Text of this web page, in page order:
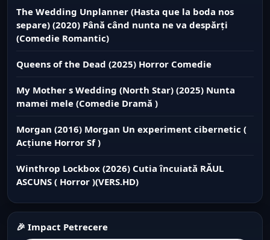
The Wedding Unplanner (Hasta que la boda nos
separe) (2020) Până când nunta ne va despărți
(Comedie Romantic)
Queens of the Dead (2025) Horror Comedie
My Mother s Wedding (North Star) (2025) Nunta
mamei mele (Comedie Dramă )
Morgan (2016) Morgan Un experiment cibernetic (
Acțiune Horror Sf )
Winthrop Lockbox (2026) Cutia încuiată RĂUL
ASCUNS ( Horror )(VERS.HD)
🎉 Impact Petrecere